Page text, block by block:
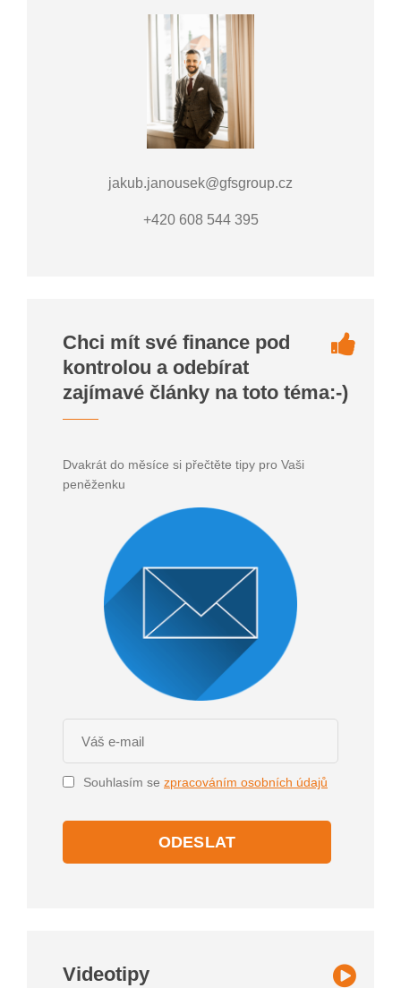
jakub.janousek@gfsgroup.cz
+420 608 544 395
Chci mít své finance pod
kontrolou a odebírat
zajímavé články na toto téma:-)
Dvakrát do měsíce si přečtěte tipy pro Vaši
peněženku
Souhlasím se zpracováním osobních údajů
ODESLAT
Videotipy